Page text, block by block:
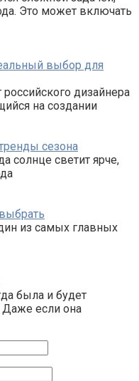
Это может включать
выбор для
дизайнера
на создании
сезона
солнце светит ярче,
из самых главных
была и будет
если она